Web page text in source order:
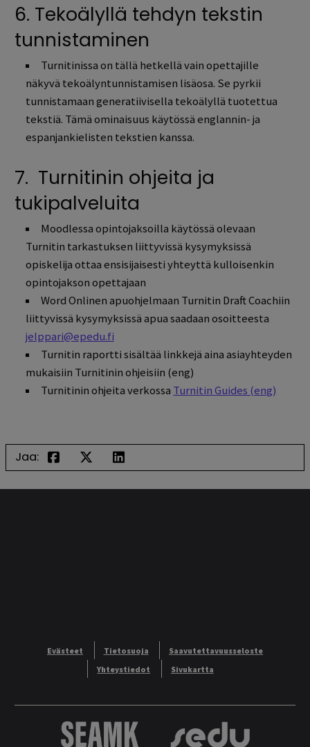
6. Tekoälyllä tehdyn tekstin
tunnistaminen
Turnitinissa on tällä hetkellä vain opettajille
näkyvä tekoälyntunnistamisen lisäosa. Se pyrkii
tunnistamaan generatiivisella tekoälyllä tuotettua
tekstiä. Tämä ominaisuus käytössä englannin- ja
espanjankielisten tekstien kanssa.
7. Turnitinin ohjeita ja
tukipalveluita
Moodlessa opintojaksoilla käytössä olevaan
Turnitin tarkastuksen liittyvissä kysymyksissä
opiskelija ottaa ensisijaisesti yhteyttä kulloisenkin
opintojakson opettajaan
Word Onlinen apuohjelmaan Turnitin Draft Coachiin
liittyvissä kysymyksissä apua saadaan osoitteesta
jelppari@epedu.fi
Turnitin raportti sisältää linkkejä aina asiayhteyden
mukaisiin Turnitinin ohjeisiin (eng)
Turnitinin ohjeita verkossa Turnitin Guides (eng)
Jaa:
Evästeet Tietosuoja
Saavutettavuusseloste
Yhteystiedot
Sivukartta